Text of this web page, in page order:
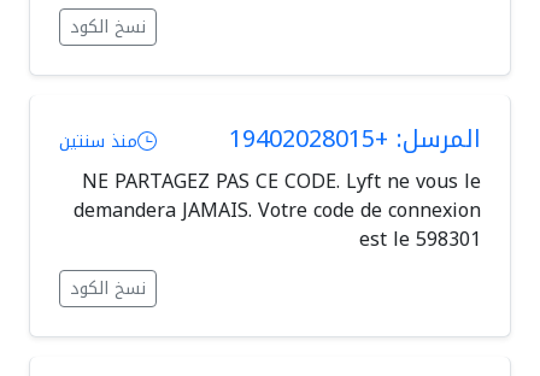
نسخ الكود
المرسل: +19402028015 منذ سنتين
NE PARTAGEZ PAS CE CODE. Lyft ne vous le
demandera JAMAIS. Votre code de connexion
est le 598301
نسخ الكود